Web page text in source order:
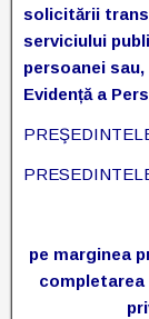
solicitării
serviciului
persoanei sau,
Evidență a
pe marginea
completarea